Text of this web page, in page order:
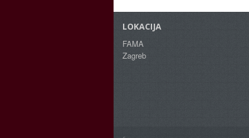
LOKACIJA
FAMA
Zagreb